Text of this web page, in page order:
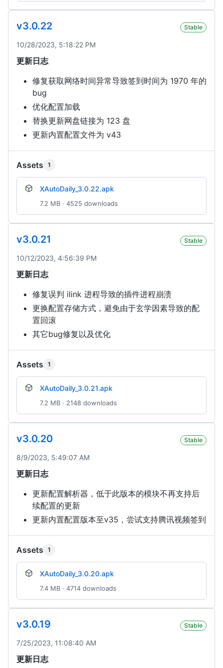
v3.0.22 Stable
10/28/2023, 5:18:22 PM
更新日志
修复获取网络时间异常导致签到时间为 1970 年的
bug
优化配置加载
替换更新网盘链接为 123 盘
更新内置配置文件为 v43
Assets 1
XAutoDaily_3.0.22.apk
7.2 MB · 4525 downloads
v3.0.21 Stable
10/12/2023, 4:56:39 PM
更新日志
修复误判 ilink 进程导致的插件进程崩溃
更换配置存储方式，避免由于玄学因素导致的配
置回滚
其它bug修复以及优化
Assets 1
XAutoDaily_3.0.21.apk
7.2 MB · 2148 downloads
v3.0.20 Stable
8/9/2023, 5:49:07 AM
更新日志
更新配置解析器，低于此版本的模块不再支持后
续配置的更新
更新内置配置版本至v35，尝试支持腾讯视频签到
Assets 1
XAutoDaily_3.0.20.apk
7.4 MB · 4714 downloads
v3.0.19 Stable
7/25/2023, 11:08:40 AM
更新日志